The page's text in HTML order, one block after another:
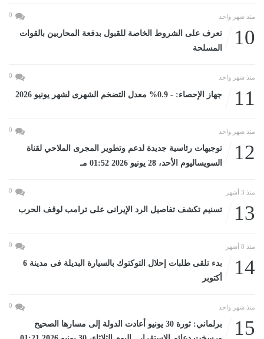
منذ شهر واحد 0
10
تعرف على الشروط الخاصة للقبول بدفعة المحاربين بالقوات
المسلحة
منذ شهر واحد 0
11 جهاز الإحصاء: - 0.9% معدل التضخم الشهرى لشهر يونيو 2026
منذ شهر واحد 0
12
توجيهات رئاسية جديدة لدعم وتطوير المجرى الملاحي لقناة
السويساليوم الأحد، 28 يونيو 2026 01:52 مـ
منذ 3 أشهر 0
13 تسنيم تكشف تفاصيل الرد الإيرانى على ترامب لوقف الحرب
منذ 8 أشهر 0
14
بدء تلقى طلبات إحلال التوكتوك بالسيارة البديلة فى مدينة 6
أكتوبر
منذ شهر واحد 0
15
برلماني: ثورة 30 يونيو أعادت الدولة إلى مسارها الصحيح